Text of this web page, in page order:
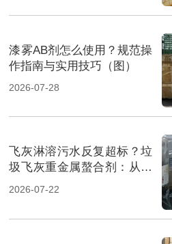
漆雾AB剂怎么使用？规范操
作指南与实用技巧（图）
2026-07-28
飞灰淋溶污水反复超标？垃
圾飞灰重金属螯合剂：从源
头实现固液双达标（图）
2026-07-22